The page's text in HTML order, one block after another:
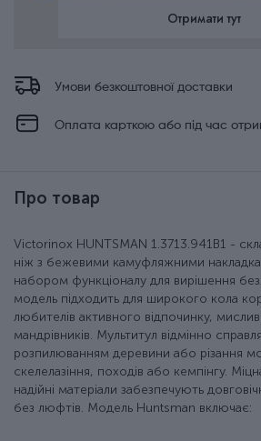
Отримати тут
Умови безкоштовної доставки
Оплата карткою або під час
Про товар
Victorinox HUNTSMAN 1.3713.941B1 -
ніж з бежевими камуфляжними
набором функціоналу для вирішення
модель підходить для широкого кола
любителів активного відпочинку,
мандрівників. Мультитул відмінно
розпилюванням деревини або різання
скелелазіння, походів або кемпінгу.
надійні матеріали забезпечують
без люфтів. Модель Huntsman включає: